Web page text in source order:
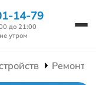
14-79
до 21:00
утром
Ремонт